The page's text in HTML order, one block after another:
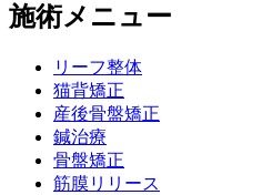
施術メニュー
リーフ整体
猫背矯正
産後骨盤矯正
鍼治療
骨盤矯正
筋膜リリース